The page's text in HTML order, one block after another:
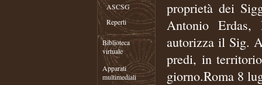
ASCSG
Reperti
Biblioteca
virtuale
Apparati
multimediali
proprietà dei
Antonio Erdas,
autorizza il Sig.
predi, in
giorno.Roma 8